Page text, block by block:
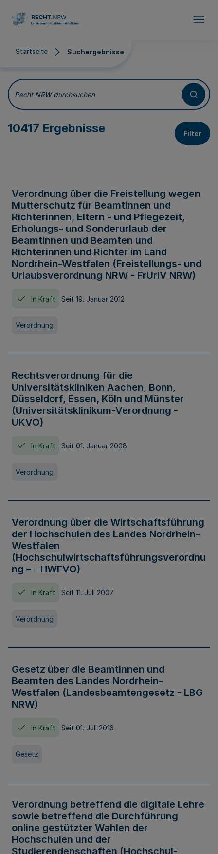
Startseite Suchergebnisse
Suchergebnisse
Recht NRW durchsuchen
10417 Ergebnisse Filter
Verordnung über die Freistellung wegen
Mutterschutz für Beamtinnen und
Richterinnen, Eltern - und Pflegezeit,
Erholungs- und Sonderurlaub der
Beamtinnen und Beamten und
Richterinnen und Richter im Land
Nordrhein-Westfalen (Freistellungs- und
Urlaubsverordnung NRW - FrUrlV NRW)
In Kraft Seit 19. Januar 2012
Verordnung
Rechtsverordnung für die
Universitätskliniken Aachen, Bonn,
Düsseldorf, Essen, Köln und Münster
(Universitätsklinikum-Verordnung -
UKVO)
In Kraft Seit 01. Januar 2008
Verordnung
Verordnung über die Wirtschaftsführung
der Hochschulen des Landes Nordrhein-
Westfalen
(Hochschulwirtschaftsführungsverordnu
ng – - HWFVO)
In Kraft Seit 11. Juli 2007
Verordnung
Gesetz über die Beamtinnen und
Beamten des Landes Nordrhein-
Westfalen (Landesbeamtengesetz - LBG
NRW)
In Kraft Seit 01. Juli 2016
Gesetz
Verordnung betreffend die digitale Lehre
sowie betreffend die Durchführung
online gestützter Wahlen der
Hochschulen und der
Studierendenschaften (Hochschul-